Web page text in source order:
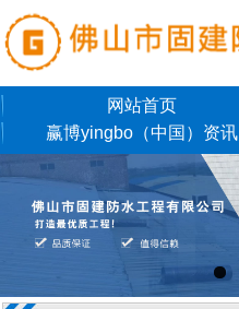
网站首页
赢博yingbo（中国）资讯